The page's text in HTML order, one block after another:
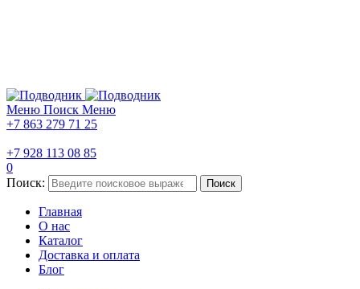
Меню Поиск Меню
+7 863 279 71 25
+7 928 113 08 85
0
Поиск:
Поиск
Главная
О нас
Каталог
Доставка и оплата
Блог